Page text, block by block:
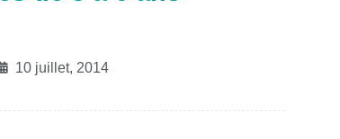
10 juillet, 2014